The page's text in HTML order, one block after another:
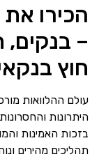
הכירו
– בנקים,
חוץ
עולם ההלוואות
היתרונות
בזכות האמינות
תהליכים מהירים